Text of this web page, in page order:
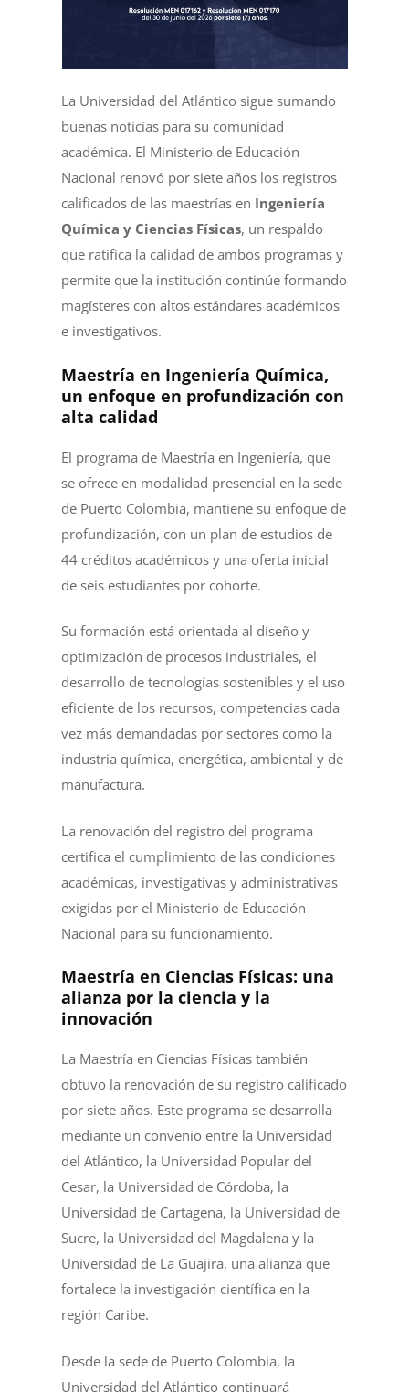
La Universidad del Atlántico sigue sumando
buenas noticias para su comunidad
académica. El Ministerio de Educación
Nacional renovó por siete años los registros
calificados de las maestrías en Ingeniería
Química y Ciencias Físicas, un respaldo
que ratifica la calidad de ambos programas y
permite que la institución continúe formando
magísteres con altos estándares académicos
e investigativos.
Maestría en Ingeniería Química,
un enfoque en profundización con
alta calidad
El programa de Maestría en Ingeniería, que
se ofrece en modalidad presencial en la sede
de Puerto Colombia, mantiene su enfoque de
profundización, con un plan de estudios de
44 créditos académicos y una oferta inicial
de seis estudiantes por cohorte.
Su formación está orientada al diseño y
optimización de procesos industriales, el
desarrollo de tecnologías sostenibles y el uso
eficiente de los recursos, competencias cada
vez más demandadas por sectores como la
industria química, energética, ambiental y de
manufactura.
La renovación del registro del programa
certifica el cumplimiento de las condiciones
académicas, investigativas y administrativas
exigidas por el Ministerio de Educación
Nacional para su funcionamiento.
Maestría en Ciencias Físicas: una
alianza por la ciencia y la
innovación
La Maestría en Ciencias Físicas también
obtuvo la renovación de su registro calificado
por siete años. Este programa se desarrolla
mediante un convenio entre la Universidad
del Atlántico, la Universidad Popular del
Cesar, la Universidad de Córdoba, la
Universidad de Cartagena, la Universidad de
Sucre, la Universidad del Magdalena y la
Universidad de La Guajira, una alianza que
fortalece la investigación científica en la
región Caribe.
Desde la sede de Puerto Colombia, la
Universidad del Atlántico continuará